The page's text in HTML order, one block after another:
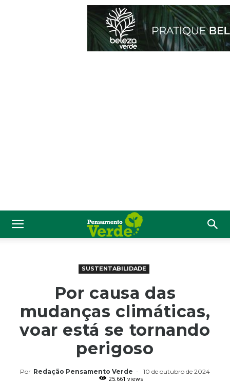
SUSTENTABILIDADE
Por causa das
mudanças climáticas,
voar está se tornando
perigoso
Por Redação Pensamento Verde -
10 de outubro de 2024
25.661 views